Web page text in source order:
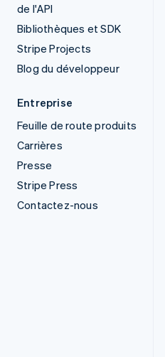
de l'API
Bibliothèques et SDK
Stripe Projects
Blog du développeur
Entreprise
Feuille de route produits
Carrières
Presse
Stripe Press
Contactez-nous